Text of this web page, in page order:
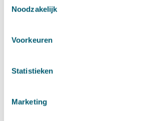
Noodzakelijk
Voorkeuren
Statistieken
Marketing
►
2019 (147)
december (8)
september (8)
augustus (10)
mei (14)
januari (24)
2018 (205)